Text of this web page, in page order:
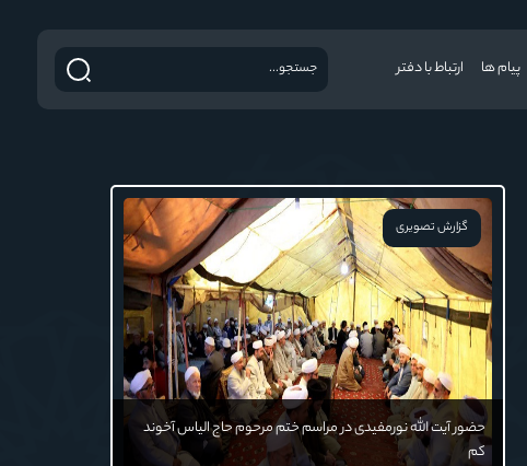
پیام ها ارتباط با دفتر
گزارش تصویری
حضور آیت الله نورمفیدی در مراسم ختم مرحوم حاج الیاس آخوند
کم